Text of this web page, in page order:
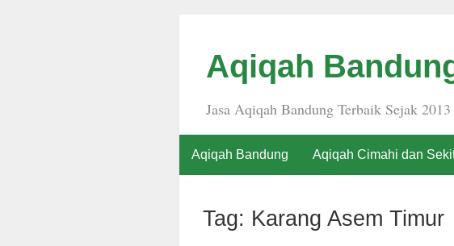
Aqiqah
Jasa Aqiqah Bandung Terbaik Sejak 2013
Aqiqah Bandung Aqiqah Cimahi dan
Tag: Karang Asem Timur